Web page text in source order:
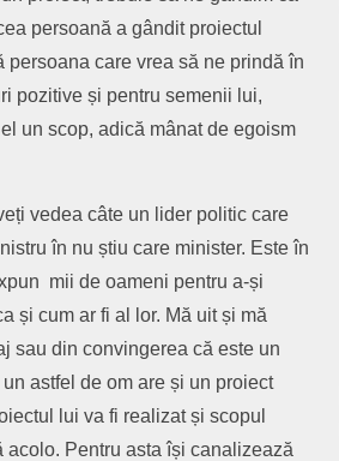
persoană a gândit proiectul
care vrea să ne prindă în
pozitive și pentru semenii lui,
un scop, adică mânat de egoism
vedea câte un lider politic care
în nu știu care minister. Este în
mii de oameni pentru a-și
și cum ar fi al lor. Mă uit și mă
sau din convingerea că este un
astfel de om are și un proiect
lui va fi realizat și scopul
Pentru asta își canalizează